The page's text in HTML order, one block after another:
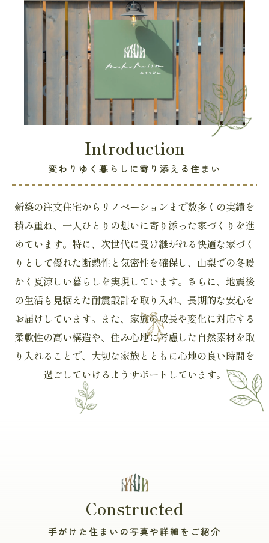
Introduction
変わりゆく暮らしに寄り添える住まい
新築の注文住宅からリノベーションまで数多くの実績を
積み重ね、一人ひとりの想いに寄り添った家づくりを進
めています。特に、次世代に受け継がれる快適な家づく
りとして優れた断熱性と気密性を確保し、山梨での冬暖
かく夏涼しい暮らしを実現しています。さらに、地震後
の生活も見据えた耐震設計を取り入れ、長期的な安心を
お届けしています。また、家族の成長や変化に対応する
柔軟性の高い構造や、住み心地に考慮した自然素材を取
り入れることで、大切な家族とともに心地の良い時間を
過ごしていけるようサポートしています。
手がけた住まいの写真や詳細をご紹介
Constructed